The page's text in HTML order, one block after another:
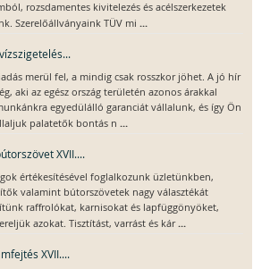
rozsdamentes kivitelezés és acélszerkezetek
Szerelőállványaink TÜV mi ...
merül fel, a mindig csak rosszkor jöhet. A jó hír
aki az egész ország területén azonos árakkal
egyedülálló garanciát vállalunk, és így Ön
palatetők bontás n ...
XVII....
értékesítésével foglalkozunk üzletünkben,
valamint bútorszövetek nagy választékát
raffrolókat, karnisokat és lapfüggönyöket,
azokat. Tisztítást, varrást és kár...
XVII....